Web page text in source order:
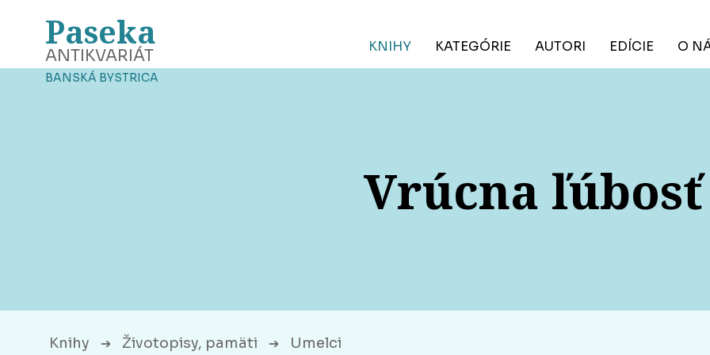
Paseka
ANTIKVARIÁT
BANSKÁ BYSTRICA
KNIHY KATEGÓRIE AUTORI EDÍCIE O
Vrúcna ľúbosť
Knihy ➔ Životopisy, pamäti ➔ Umelci